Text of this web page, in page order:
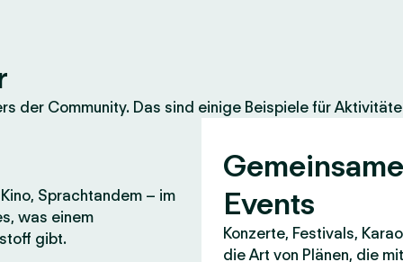
der Community. Das sind einige Beispiele für
Sprachtandem – im
was einem
gibt.
Gemeinsame
Events
Konzerte, Festivals,
die Art von Plänen, die